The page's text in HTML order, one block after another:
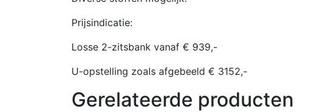
Prijsindicatie:
Losse 2-zitsbank vanaf € 939,-
U-opstelling zoals afgebeeld € 3152,-
Gerelateerde producten